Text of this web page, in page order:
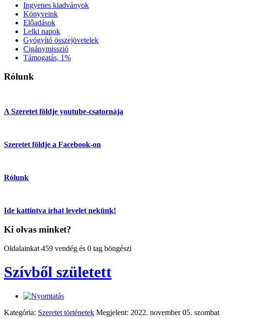
Ingyenes kiadványok
Könyveink
Előadások
Lelki napok
Gyógyító összejövetelek
Cigánymisszió
Támogatás, 1%
Rólunk
A Szeretet földje youtube-csatornája
Szeretet földje a Facebook-on
Rólunk
Ide kattintva írhat levelet nekünk!
Ki olvas minket?
Oldalainkat 459 vendég és 0 tag böngészi
Szívből született
Kategória: Szeretet történetek Megjelent: 2022. november 05. szombat